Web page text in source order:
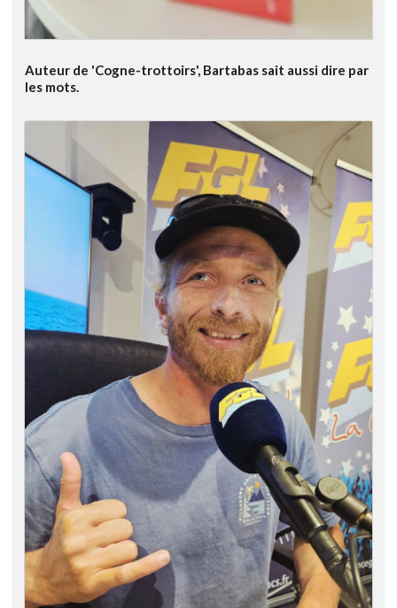
Auteur de 'Cogne-trottoirs', Bartabas sait aussi dire par
les mots.